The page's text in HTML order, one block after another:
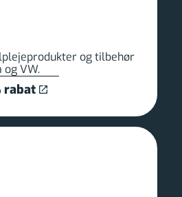
og tilbehør
VW.
rabat